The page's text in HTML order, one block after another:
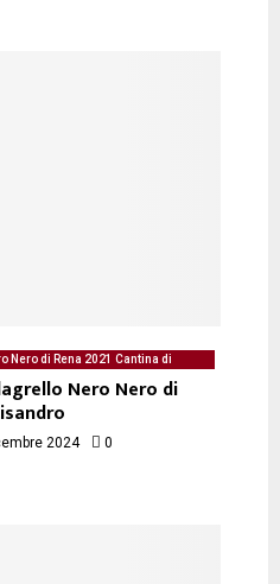
Nero di Rena 2021 Cantina di
Nero Nero di
2024 0